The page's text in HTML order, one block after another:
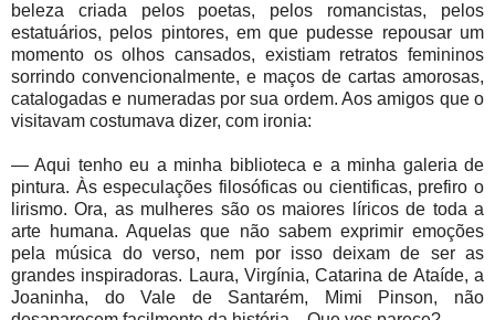
beleza criada pelos poetas, pelos romancistas, pelos
estatuários, pelos pintores, em que pudesse repousar um
momento os olhos cansados, existiam retratos femininos
sorrindo convencionalmente, e maços de cartas amorosas,
catalogadas e numeradas por sua ordem. Aos amigos que o
visitavam costumava dizer, com ironia:
— Aqui tenho eu a minha biblioteca e a minha galeria de
pintura. Às especulações filosóficas ou cientificas, prefiro o
lirismo. Ora, as mulheres são os maiores líricos de toda a
arte humana. Aquelas que não sabem exprimir emoções
pela música do verso, nem por isso deixam de ser as
grandes inspiradoras. Laura, Virgínia, Catarina de Ataíde, a
Joaninha, do Vale de Santarém, Mimi Pinson, não